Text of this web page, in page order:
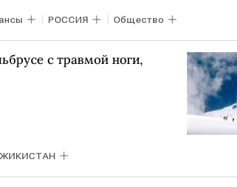
РОССИЯ Общество
с травмой ноги,